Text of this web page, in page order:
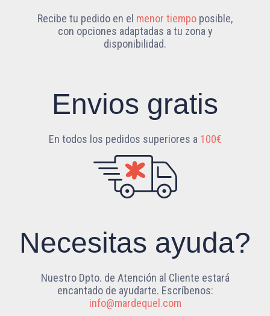
Recibe tu pedido en el menor tiempo posible,
con opciones adaptadas a tu zona y
disponibilidad.
Envios gratis
En todos los pedidos superiores a 100€
Necesitas ayuda?
Nuestro Dpto. de Atención al Cliente estará
encantado de ayudarte. Escríbenos:
info@mardequel.com